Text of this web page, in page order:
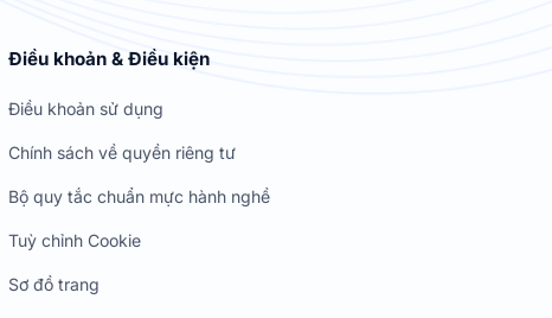
Điều khoản & Điều kiện
Điều khoản sử dụng
Chính sách về quyền riêng tư
Bộ quy tắc chuẩn mực hành nghề
Tuỳ chỉnh Cookie
Sơ đồ trang